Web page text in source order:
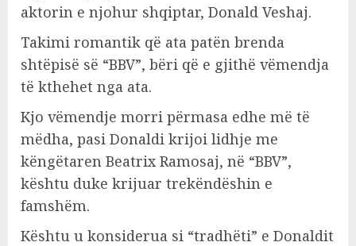
aktorin e njohur shqiptar, Donald Veshaj.
Takimi romantik që ata patën brenda
shtëpisë së “BBV”, bëri që e gjithë vëmendja
të kthehet nga ata.
Kjo vëmendje morri përmasa edhe më të
mëdha, pasi Donaldi krijoi lidhje me
këngëtaren Beatrix Ramosaj, në “BBV”,
kështu duke krijuar trekëndëshin e
famshëm.
Kështu u konsiderua si “tradhëti” e Donaldit